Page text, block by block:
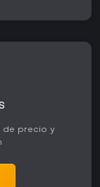
de precio y